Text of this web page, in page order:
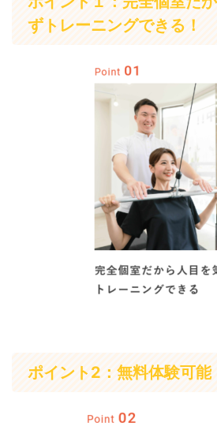
ずトレーニングできる！
ポイント2：無料体験可能